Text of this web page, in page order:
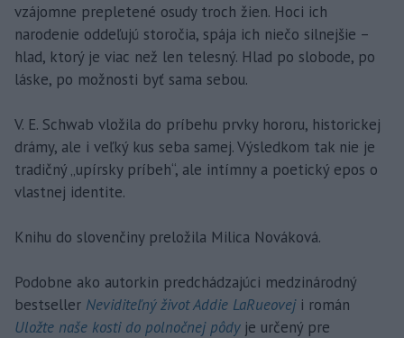
vzájomne prepletené osudy troch žien. Hoci ich
narodenie oddeľujú storočia, spája ich niečo silnejšie –
hlad, ktorý je viac než len telesný. Hlad po slobode, po
láske, po možnosti byť sama sebou.
V. E. Schwab vložila do príbehu prvky hororu, historickej
drámy, ale i veľký kus seba samej. Výsledkom tak nie je
tradičný „upírsky príbeh“, ale intímny a poetický epos o
vlastnej identite.
Knihu do slovenčiny preložila Milica Nováková.
Podobne ako autorkin predchádzajúci medzinárodný
bestseller Neviditeľný život Addie LaRueoveji román
Uložte naše kosti do polnočnej pôdyje určený pre